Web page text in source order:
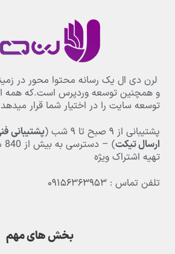
لرن دی ال یک رسانه محتوا محور در
و همچنین توسعه وردپرس است.که همه
توسعه سایت را در اختیار شما قرار
پشتیبانی از ۹ صبح تا ۹ شب (پشتیبانی
ارسال تیکت) – دسترسی به بیش از 840
تهیه اشتراک ویژه
تلفن تماس : ۰۹۱۵۶۳۶۳۹۵۳
بخش های مهم